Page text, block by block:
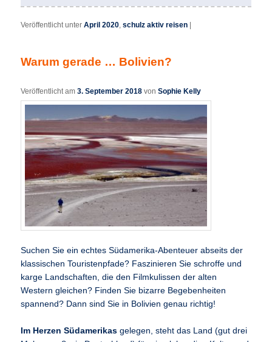
Veröffentlicht unter April 2020,schulz aktiv reisen
Warum gerade … Bolivien?
Veröffentlicht am3. September 2018 vonSophie Kelly
Suchen Sie ein echtes Südamerika-Abenteuer abseits der
klassischen Touristenpfade? Faszinieren Sie schroffe und
karge Landschaften, die den Filmkulissen der alten
Western gleichen? Finden Sie bizarre Begebenheiten
spannend? Dann sind Sie in Bolivien genau richtig!
Im Herzen Südamerikasgelegen, steht das Land (gut drei